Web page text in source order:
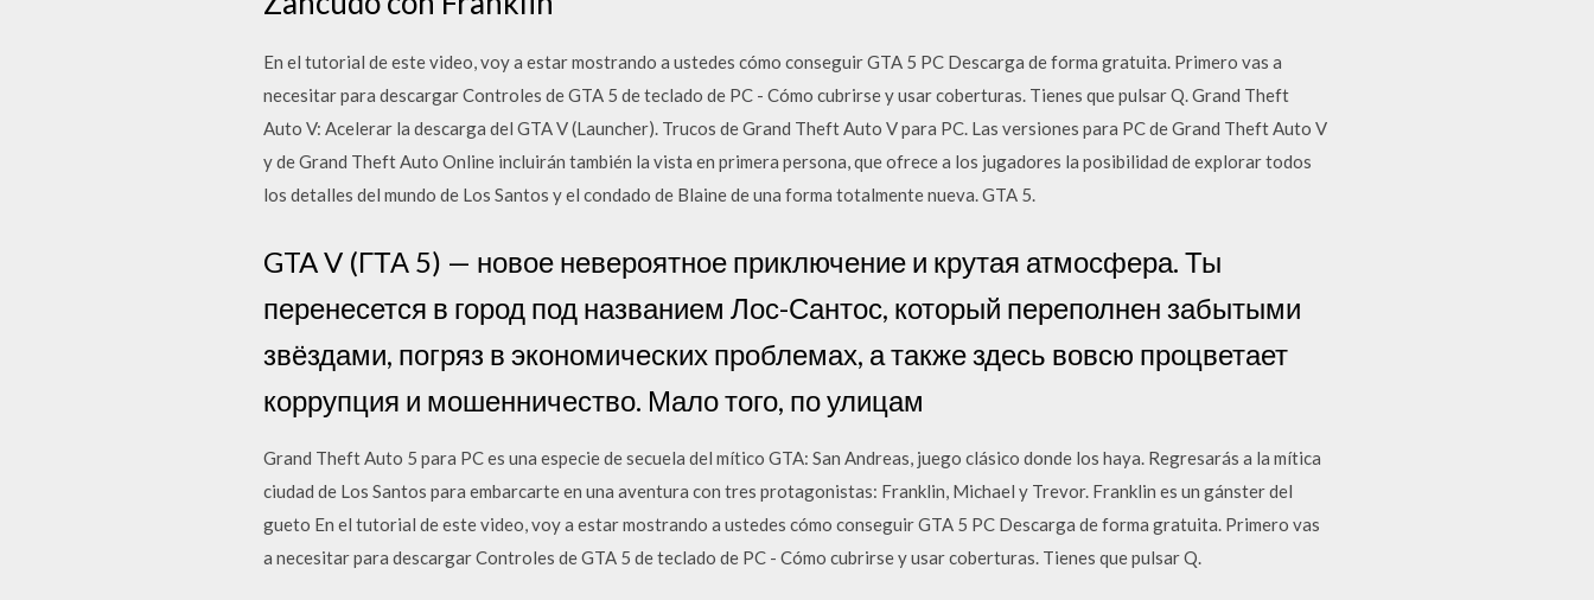
En el tutorial de este video, voy a estar mostrando a ustedes cómo conseguir GTA 5 PC Descarga de forma gratuita. Primero vas a
necesitar para descargar Controles de GTA 5 de teclado de PC - Cómo cubrirse y usar coberturas. Tienes que pulsar Q. Grand Theft
Auto V: Acelerar la descarga del GTA V (Launcher). Trucos de Grand Theft Auto V para PC. Las versiones para PC de Grand Theft Auto V
y de Grand Theft Auto Online incluirán también la vista en primera persona, que ofrece a los jugadores la posibilidad de explorar todos
los detalles del mundo de Los Santos y el condado de Blaine de una forma totalmente nueva. GTA 5.
GTA V (ГТА 5) — новое невероятное приключение и крутая атмосфера. Ты
перенесется в город под названием Лос-Сантос, который переполнен забытыми
звёздами, погряз в экономических проблемах, а также здесь вовсю процветает
коррупция и мошенничество. Мало того, по улицам
Grand Theft Auto 5 para PC es una especie de secuela del mítico GTA: San Andreas, juego clásico donde los haya. Regresarás a la mítica
ciudad de Los Santos para embarcarte en una aventura con tres protagonistas: Franklin, Michael y Trevor. Franklin es un gánster del
gueto En el tutorial de este video, voy a estar mostrando a ustedes cómo conseguir GTA 5 PC Descarga de forma gratuita. Primero vas
a necesitar para descargar Controles de GTA 5 de teclado de PC - Cómo cubrirse y usar coberturas. Tienes que pulsar Q.